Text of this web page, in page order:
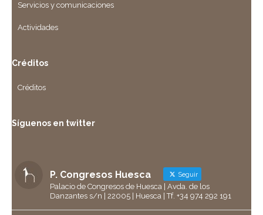
Servicios y comunicaciones
Actividades
Créditos
Créditos
Síguenos en twitter
P. Congresos Huesca Seguir
Palacio de Congresos de Huesca | Avda. de los
Danzantes s/n | 22005 | Huesca | Tf. +34 974 292 191